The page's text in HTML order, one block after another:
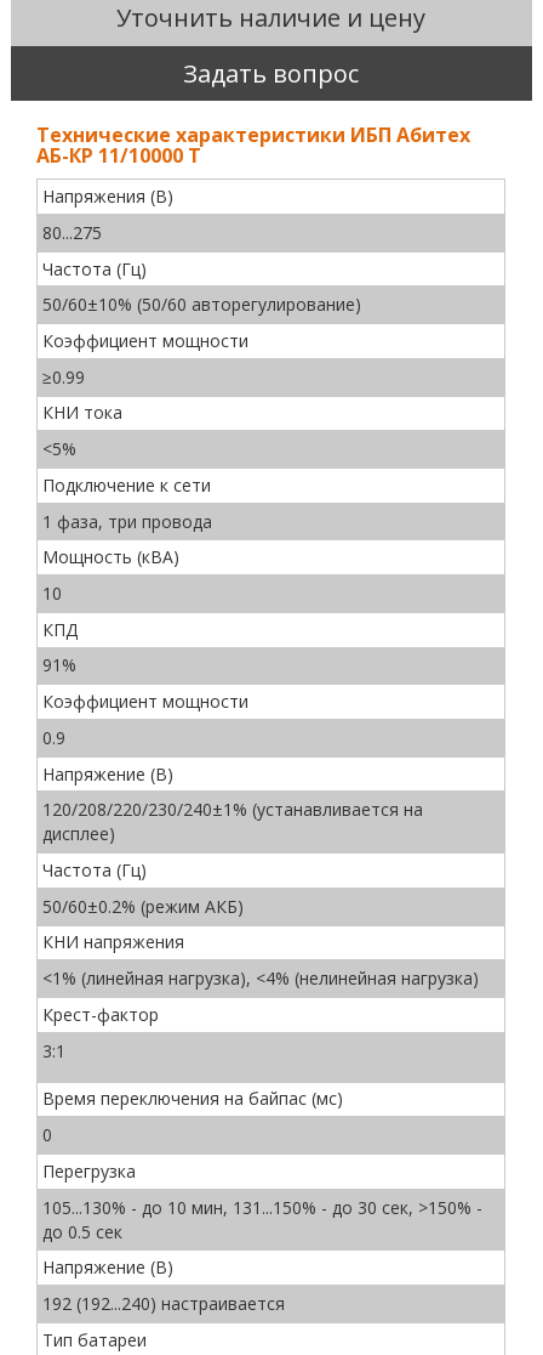
Уточнить наличие и цену
Задать вопрос
Технические характеристики ИБП Абитех
АБ-КР 11/10000 Т
Напряжения (В)
80...275
Частота (Гц)
50/60±10% (50/60 авторегулирование)
Коэффициент мощности
≥0.99
КНИ тока
<5%
Подключение к сети
1 фаза, три провода
Мощность (кВА)
10
КПД
91%
Коэффициент мощности
0.9
Напряжение (В)
120/208/220/230/240±1% (устанавливается на
дисплее)
Частота (Гц)
50/60±0.2% (режим АКБ)
КНИ напряжения
<1% (линейная нагрузка), <4% (нелинейная нагрузка)
Крест-фактор
3:1
Время переключения на байпас (мс)
0
Перегрузка
105...130% - до 10 мин, 131...150% - до 30 сек, >150% -
до 0.5 сек
Напряжение (В)
192 (192...240) настраивается
Тип батареи